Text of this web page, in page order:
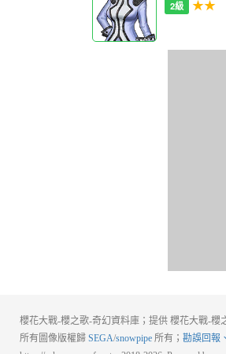
2級 ★★
櫻花大戰-櫻之歌-奇幻資料庫；提供 櫻花大戰-
所有圖像版權歸 SEGA/snowpipe 所有； 勘誤回報